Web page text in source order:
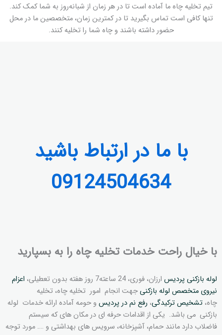
تیم تخلیه چاه ما آماده است تا در هر زمان از شبانه‌روز به شما کمک کند.
تنها کافی است تماس بگیرید تا در کمترین زمان، متخصصین ما در محل
حضور داشته باشند و چاه شما را تخلیه کنند.
با ما در ارتباط باشید
09124504634
با خیال راحت خدمات تخلیه چاه را به بسپارید
لوله بازکنی پردیس ارزان، فوری، 24 ساعته7 روز هفته بدون تعطیلی،
اعزام
نیروی متخصص لوله بازکنیجهت انجام امور تخلیه چاه، تخلیه
چاه، تشخیص ترکیدگی، رفع نم در پردیس و حومه آماده ارائه خدمات لوله
بازکنی می باشد. یکی از اقدامات حرفه ای در مکان های که سیستم
فاضلاب دارد مانند حمام، آشپزخانه، سرویس های بهداشتی و …. مورد توجه